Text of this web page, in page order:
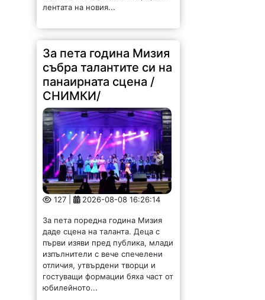
лентата на новия...
За пета година Мизия
събра талантите си на
панаирната сцена /
СНИМКИ/
127 | 2026-08-08 16:26:14
За пета поредна година Мизия
даде сцена на таланта. Деца с
първи изяви пред публика, млади
изпълнители с вече спечелени
отличия, утвърдени творци и
гостуващи формации бяха част от
юбилейното...